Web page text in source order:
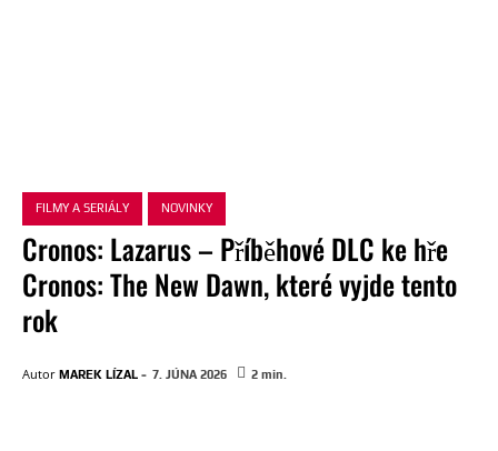
FILMY A SERIÁLY NOVINKY
Cronos: Lazarus – Příběhové DLC ke hře
Cronos: The New Dawn, které vyjde tento
rok
Autor MAREK LÍZAL - 7. JÚNA 2026 2 min.